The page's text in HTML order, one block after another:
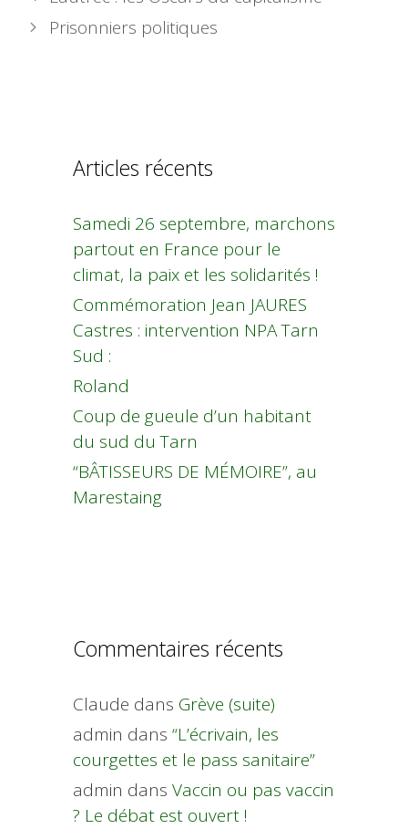
Prisonniers politiques
Articles récents
Samedi 26 septembre, marchons
partout en France pour le
climat, la paix et les solidarités !
Commémoration Jean JAURES
Castres : intervention NPA Tarn
Sud :
Roland
Coup de gueule d’un habitant
du sud du Tarn
“BÂTISSEURS DE MÉMOIRE”, au
Marestaing
Commentaires récents
Claude dans Grève (suite)
admin dans “L’écrivain, les
courgettes et le pass sanitaire”
admin dans Vaccin ou pas vaccin
? Le débat est ouvert !